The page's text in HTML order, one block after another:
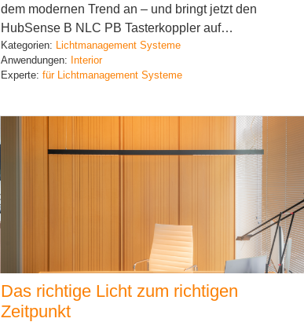
dem modernen Trend an – und bringt jetzt den
HubSense B NLC PB Tasterkoppler auf…
Kategorien: Lichtmanagement Systeme
Anwendungen: Interior
Experte: für Lichtmanagement Systeme
Das richtige Licht zum richtigen
Zeitpunkt